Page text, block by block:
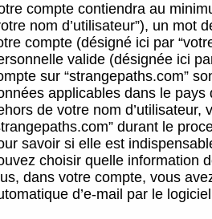
compte contiendra au
nom d’utilisateur”), un mot
compte (désigné ici par
valide (désignée ici
sur “strangepaths.com”
applicables dans le
de votre nom
durant le
savoir si elle est
choisir quelle information
dans votre compte, vous
d’e-mail par le